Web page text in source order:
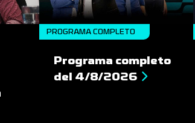
PROGRAMA COMPLETO
Programa completo
del 4/8/2026